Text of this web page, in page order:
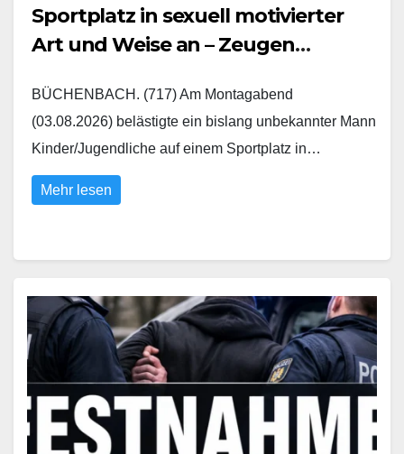
Sportplatz in sexuell motivierter
Art und Weise an – Zeugen
BÜCHENBACH. (717) Am Montagabend
(03.08.2026) belästigte ein bislang unbekannter Mann
Kinder/Jugendliche auf einem Sportplatz in…
Mehr lesen